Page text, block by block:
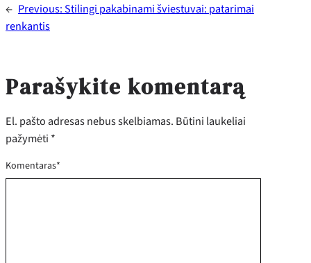
← Previous:Stilingi pakabinami šviestuvai: patarimai
renkantis
Parašykite komentarą
El. pašto adresas nebus skelbiamas. Būtini laukeliai
pažymėti *
Komentaras*